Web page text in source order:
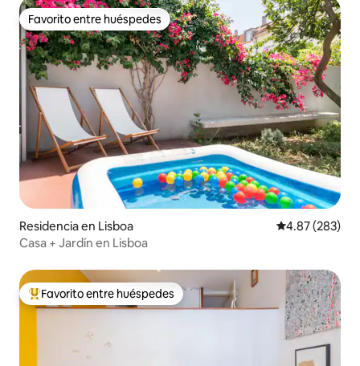
Favorito entre huéspedes
Favorito entre huéspedes
Residencia en Lisboa Calificación
4.87 (283)
Casa + Jardín en Lisboa
De los mejores en Favorito entre huéspedes
Favorito entre huéspedes